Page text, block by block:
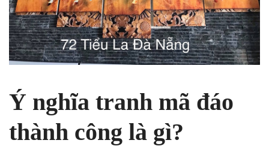
Ý nghĩa tranh mã đáo
thành công là gì?